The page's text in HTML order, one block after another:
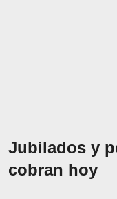
Jubilados y
cobran hoy